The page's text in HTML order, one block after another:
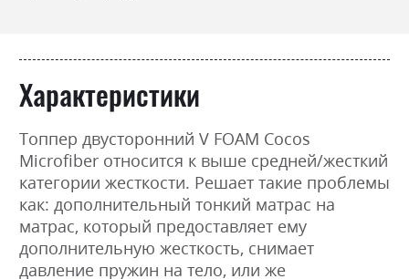
Характеристики
Топпер двусторонний V FOAM Cocos
Microfiber относится к выше средней/жесткий
категории жесткости. Решает такие проблемы
как: дополнительный тонкий матрас на
матрас, который предоставляет ему
дополнительную жесткость, снимает
давление пружин на тело, или же